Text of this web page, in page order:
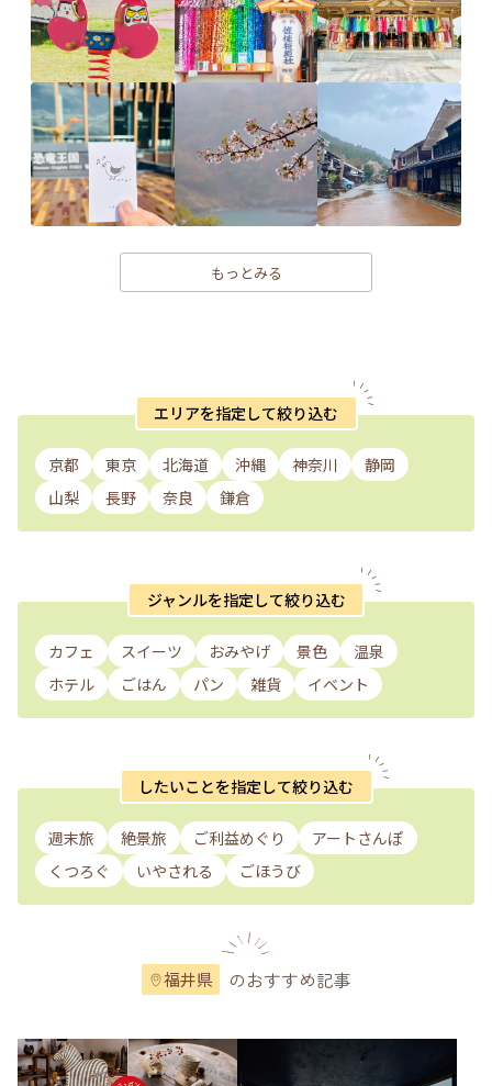
もっとみる
エリアを指定して絞り込む
京都 東京 北海道 沖縄 神奈川
静岡
山梨
長野 奈良 鎌倉
ジャンルを指定して絞り込む
カフェ スイーツ おみやげ 景色
温泉
ホテル
ごはん パン 雑貨 イベント
したいことを指定して絞り込む
週末旅 絶景旅 ご利益めぐり
アートさんぽ
くつろぐ
いやされる ごほうび
福井県 のおすすめ記事